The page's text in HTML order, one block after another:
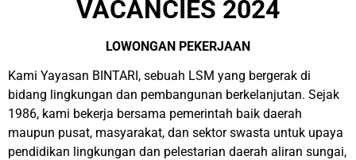
VACANCIES 2024
LOWONGAN PEKERJAAN
Kami Yayasan BINTARI, sebuah LSM yang bergerak di
bidang lingkungan dan pembangunan berkelanjutan. Sejak
1986, kami bekerja bersama pemerintah baik daerah
maupun pusat, masyarakat, dan sektor swasta untuk upaya
pendidikan lingkungan dan pelestarian daerah aliran sungai,